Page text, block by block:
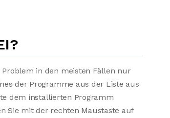
Problem in den meisten Fällen nur
der Programme aus der Liste aus
dem installierten Programm
Sie mit der rechten Maustaste auf